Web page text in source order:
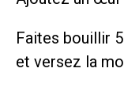
Faites bouillir
et versez la